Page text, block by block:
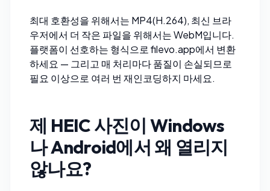
최대 호환성을 위해서는 MP4(H.264), 최신 브라
우저에서 더 작은 파일을 위해서는 WebM입니다.
플랫폼이 선호하는 형식으로 filevo.app에서 변환
하세요 — 그리고 매 처리마다 품질이 손실되므로
필요 이상으로 여러 번 재인코딩하지 마세요.
제 HEIC 사진이 Windows
나 Android에서 왜 열리지
않나요?